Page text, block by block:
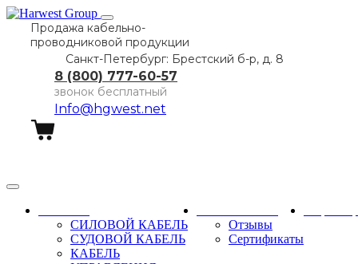
Продажа кабельно-
проводниковой продукции
Санкт-Петербург: Брестский б-р, д. 8
8 (800) 777-60-57
звонок бесплатный
Info@hgwest.net
СИЛОВОЙ КАБЕЛЬ
СУДОВОЙ КАБЕЛЬ
КАБЕЛЬ
Отзывы
Сертификаты